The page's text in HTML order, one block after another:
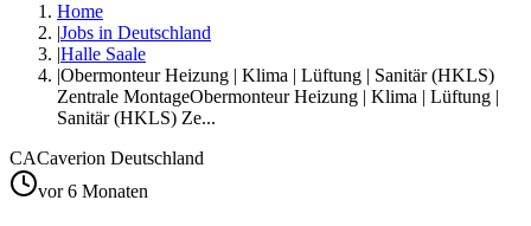
Home
|Jobs in Deutschland
|Halle Saale
|Obermonteur Heizung | Klima | Lüftung | Sanitär (HKLS)
Zentrale MontageObermonteur Heizung | Klima | Lüftung |
Sanitär (HKLS) Ze...
CACaverion Deutschland
vor 6 Monaten